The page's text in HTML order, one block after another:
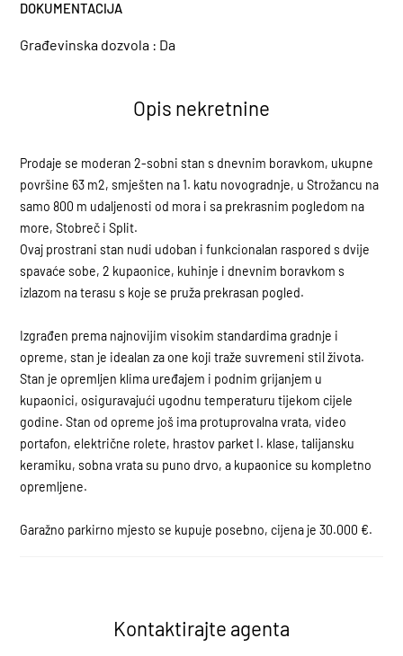
DOKUMENTACIJA
Građevinska dozvola : Da
Opis nekretnine
Prodaje se moderan 2-sobni stan s dnevnim boravkom, ukupne
površine 63 m2, smješten na 1. katu novogradnje, u Strožancu na
samo 800 m udaljenosti od mora i sa prekrasnim pogledom na
more, Stobreč i Split.
Ovaj prostrani stan nudi udoban i funkcionalan raspored s dvije
spavaće sobe, 2 kupaonice, kuhinje i dnevnim boravkom s
izlazom na terasu s koje se pruža prekrasan pogled.
Izgrađen prema najnovijim visokim standardima gradnje i
opreme, stan je idealan za one koji traže suvremeni stil života.
Stan je opremljen klima uređajem i podnim grijanjem u
kupaonici, osiguravajući ugodnu temperaturu tijekom cijele
godine. Stan od opreme još ima protuprovalna vrata, video
portafon, električne rolete, hrastov parket I. klase, talijansku
keramiku, sobna vrata su puno drvo, a kupaonice su kompletno
opremljene.
Garažno parkirno mjesto se kupuje posebno, cijena je 30.000 €.
Kontaktirajte agenta